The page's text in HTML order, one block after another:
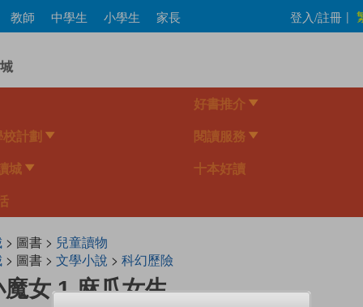
Skip
content
教師 中學生 小學生 家長 登入/註冊 |
好書推介
計劃 閱讀服務
城 十本好讀
> 圖書 > 兒童讀物
> 圖書 > 文學小說 > 科幻歷險
女 1 麻瓜女生